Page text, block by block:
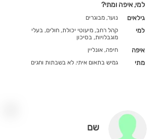
למי, איפה ומתי?
נוער, מבוגרים גילאים
קהל רחב, מיעוטי יכולת, חולים, בעלי
מוגבלויות, בסיכון
למי
חיפה, אונליין איפה
גמיש בתאום איתי. לא בשבתות וחגים מתי
שם